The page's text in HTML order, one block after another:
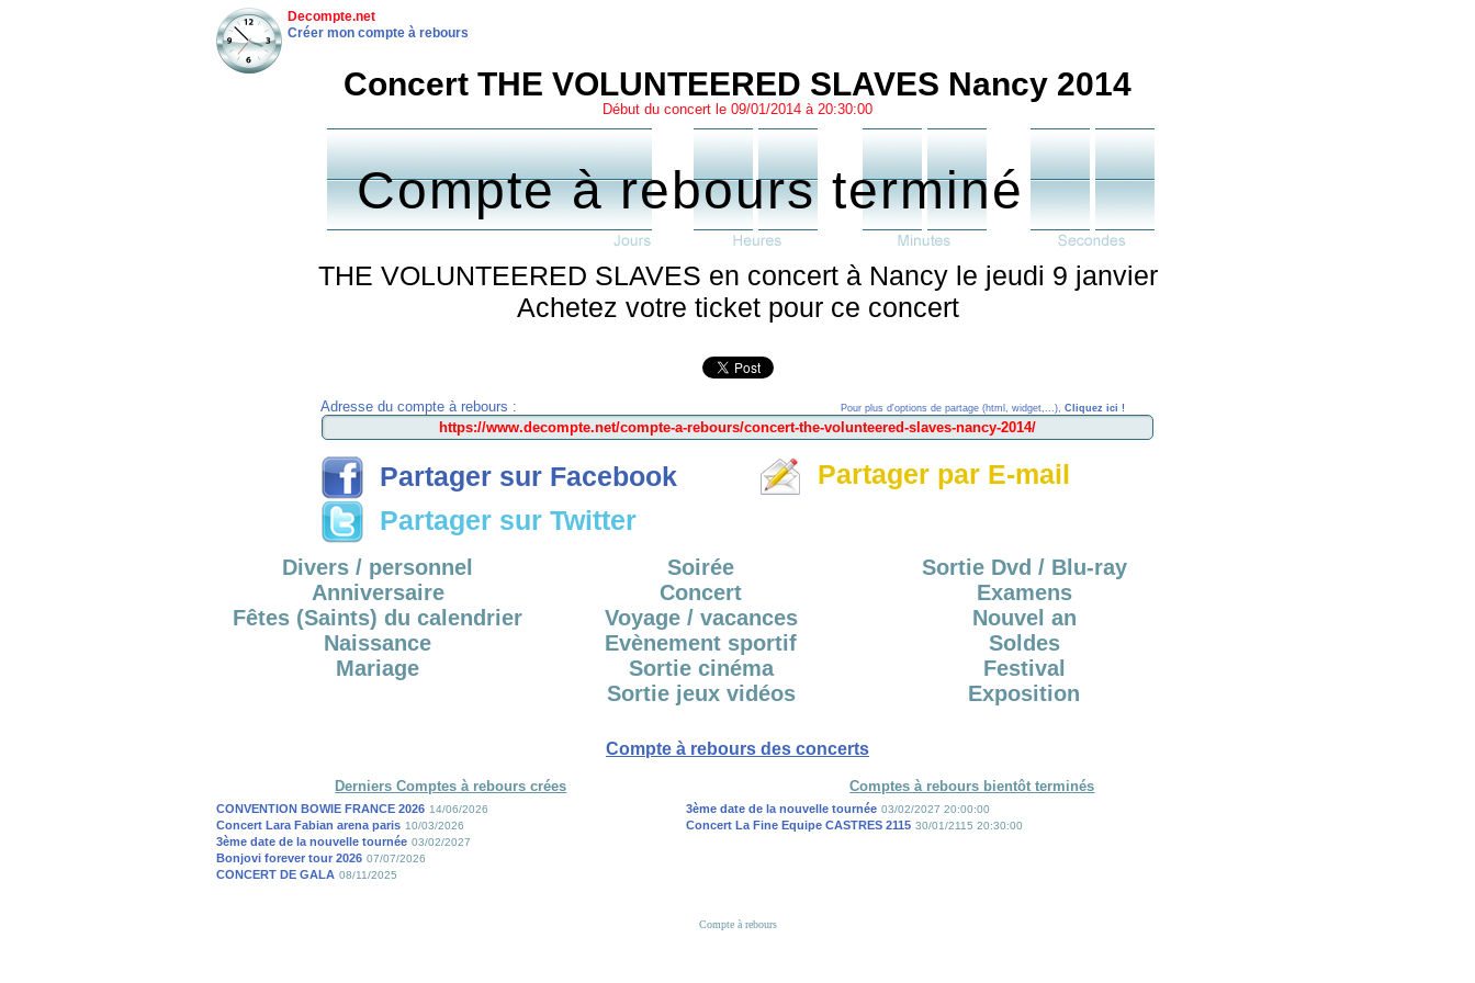
Decompte.net
Créer mon compte à rebours
Concert THE VOLUNTEERED SLAVES Nancy 2014
Début du concert le 09/01/2014 à 20:30:00
Compte à rebours terminé
THE VOLUNTEERED SLAVES en concert à Nancy le jeudi 9 janvier
Achetez votre ticket pour ce concert
Adresse du compte à rebours : Pour plus d'options de partage (html, widget,...), Cliquez ici !
Partager sur Facebook
Partager sur Twitter
Partager par E-mail
Divers / personnel
Anniversaire
Fêtes (Saints) du calendrier
Naissance
Mariage
Soirée
Concert
Voyage / vacances
Evènement sportif
Sortie cinéma
Sortie jeux vidéos
Sortie Dvd / Blu-ray
Examens
Nouvel an
Soldes
Festival
Exposition
Compte à rebours des concerts
Derniers Comptes à rebours crées Comptes à rebours bientôt terminés
CONVENTION BOWIE FRANCE 2026 14/06/2026
Concert Lara Fabian arena paris 10/03/2026
3ème date de la nouvelle tournée 03/02/2027
Bonjovi forever tour 2026 07/07/2026
CONCERT DE GALA 08/11/2025
3ème date de la nouvelle tournée 03/02/2027 20:00:00
Concert La Fine Equipe CASTRES 2115 30/01/2115 20:30:00
Compte à rebours